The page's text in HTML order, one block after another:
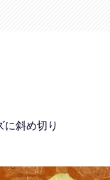
に斜め切り